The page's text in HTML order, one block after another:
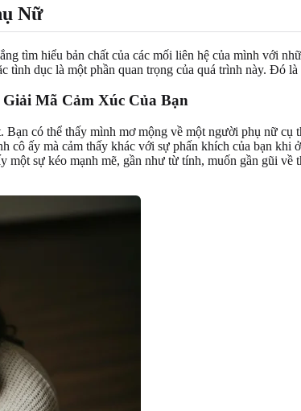
Nữ
tìm hiểu bản chất của các mối liên hệ của mình với
tình dục là một phần quan trọng của quá trình này. Đó
Mã Cảm Xúc Của Bạn
có thể thấy mình mơ mộng về một người phụ nữ
ấy mà cảm thấy khác với sự phấn khích của bạn
sự kéo mạnh mẽ, gần như từ tính, muốn gần gũi về